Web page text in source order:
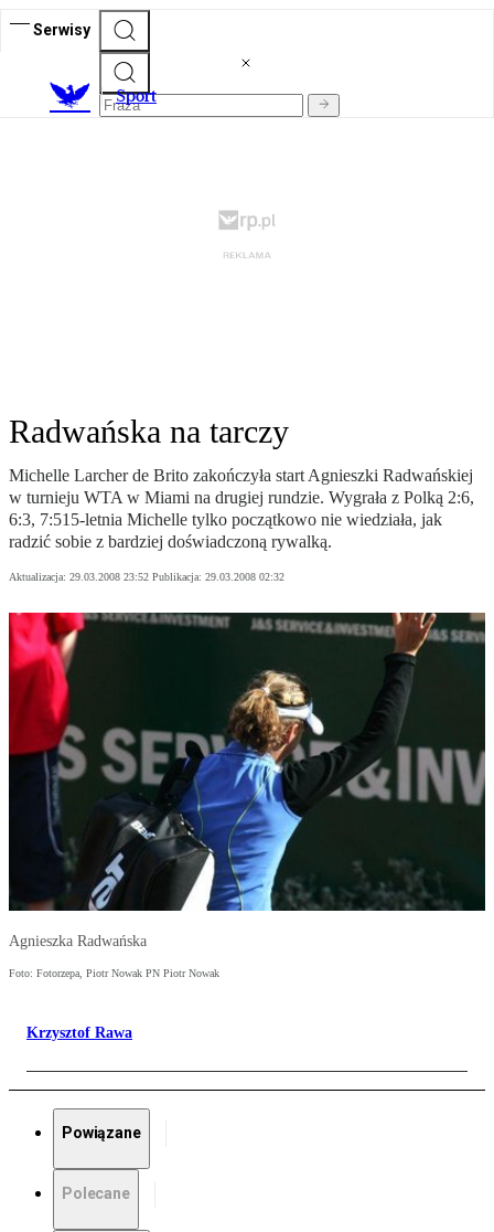
Serwisy
Sport
Radwańska na tarczy
Michelle Larcher de Brito zakończyła start Agnieszki Radwańskiej
w turnieju WTA w Miami na drugiej rundzie. Wygrała z Polką 2:6,
6:3, 7:515-letnia Michelle tylko początkowo nie wiedziała, jak
radzić sobie z bardziej doświadczoną rywalką.
Aktualizacja: 29.03.2008 23:52 Publikacja: 29.03.2008 02:32
Agnieszka Radwańska
Foto: Fotorzepa, Piotr Nowak PN Piotr Nowak
Krzysztof Rawa
Powiązane
Polecane